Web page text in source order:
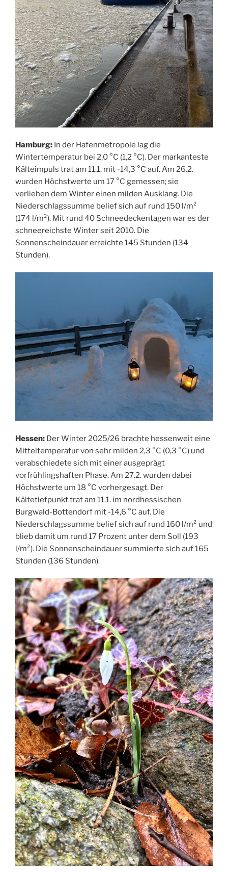
Hamburg: In der Hafenmetropole lag die
Wintertemperatur bei 2,0 °C (1,2 °C). Der markanteste
Kälteimpuls trat am 11.1. mit -14,3 °C auf. Am 26.2.
wurden Höchstwerte um 17 °C gemessen; sie
verliehen dem Winter einen milden Ausklang. Die
Niederschlagssumme belief sich auf rund 150 l/m²
(174 l/m²). Mit rund 40 Schneedeckentagen war es der
schneereichste Winter seit 2010. Die
Sonnenscheindauer erreichte 145 Stunden (134
Stunden).
Hessen: Der Winter 2025/26 brachte hessenweit eine
Mitteltemperatur von sehr milden 2,3 °C (0,3 °C) und
verabschiedete sich mit einer ausgeprägt
vorfrühlingshaften Phase. Am 27.2. wurden dabei
Höchstwerte um 18 °C vorhergesagt. Der
Kältetiefpunkt trat am 11.1. im nordhessischen
Burgwald-Bottendorf mit -14,6 °C auf. Die
Niederschlagssumme belief sich auf rund 160 l/m² und
blieb damit um rund 17 Prozent unter dem Soll (193
l/m²). Die Sonnenscheindauer summierte sich auf 165
Stunden (136 Stunden).